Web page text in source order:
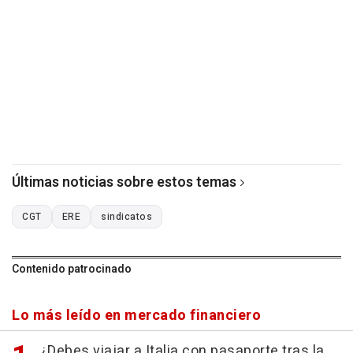
Últimas noticias sobre estos temas
CGT ERE sindicatos
Contenido patrocinado
Lo más leído en mercado financiero